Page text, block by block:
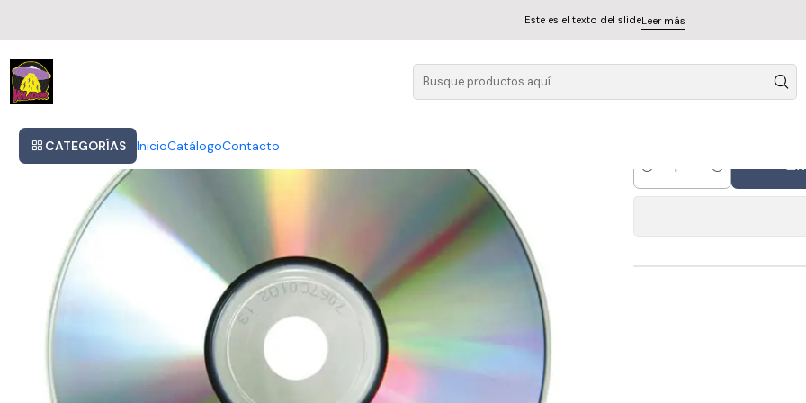
CATEGORÍAS InicioCatálogoContacto
Este es el texto del slideLeer más
- The Mirror Conspiracy- Cd 2023 En Caja De Plástico Producido Por Eighteenth Street Lounge Music
- The Mirror
Cantidad